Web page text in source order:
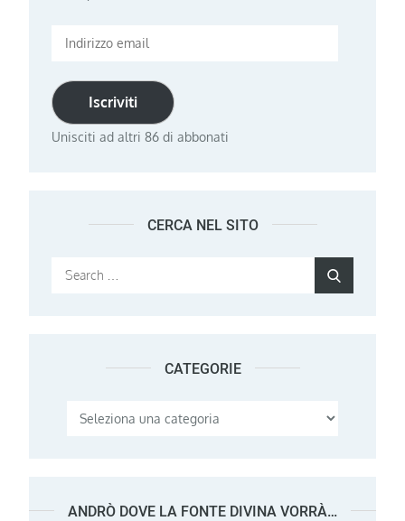
Indirizzo
Iscriviti
Unisciti ad altri 86 di abbonati
CERCA NEL SITO
Search
CATEGORIE
Categorie
ANDRÒ DOVE LA FONTE DIVINA VORRÀ…